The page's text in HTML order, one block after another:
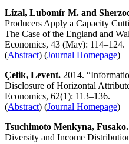
Lízal, Lubomír M. and
Producers Apply a Capacity
The Case of the England and
Economics, 43 (May): 114–124.
(Abstract) (Journal Homepage)
Çelik, Levent. 2014.
Disclosure of Horizontal
Economics, 62(1): 113–136.
(Abstract) (Journal Homepage)
Tsuchimoto Menkyna, Fusako.
Diversity and Income